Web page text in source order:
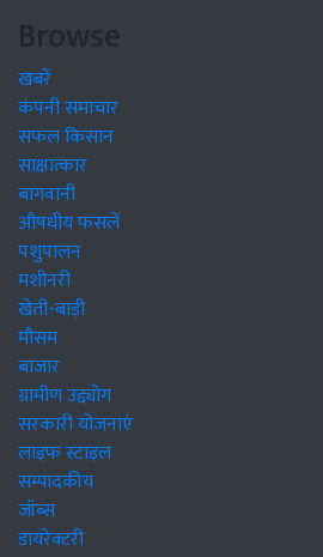
Browse
खबरें
कंपनी समाचार
सफल किसान
साक्षात्कार
बागवानी
औषधीय फसलें
पशुपालन
मशीनरी
खेती-बाड़ी
मौसम
बाजार
ग्रामीण उद्द्योग
सरकारी योजनाएं
लाइफ स्टाइल
सम्पादकीय
जॉब्स
डायरेक्टरी